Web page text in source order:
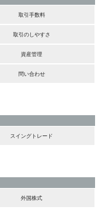
取引手数料
取引のしやすさ
資産管理
問い合わせ
スイングトレード
外国株式